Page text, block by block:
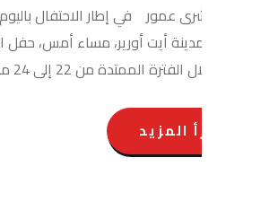
عمور في إطار الاحتفال باليوم الوطني
أيت أورير، مساء أمس، حفل افتتاح
إلى 24 ماي 2026. وعاشت المدينة لحظات استثنائية جمعت الفنانين […]